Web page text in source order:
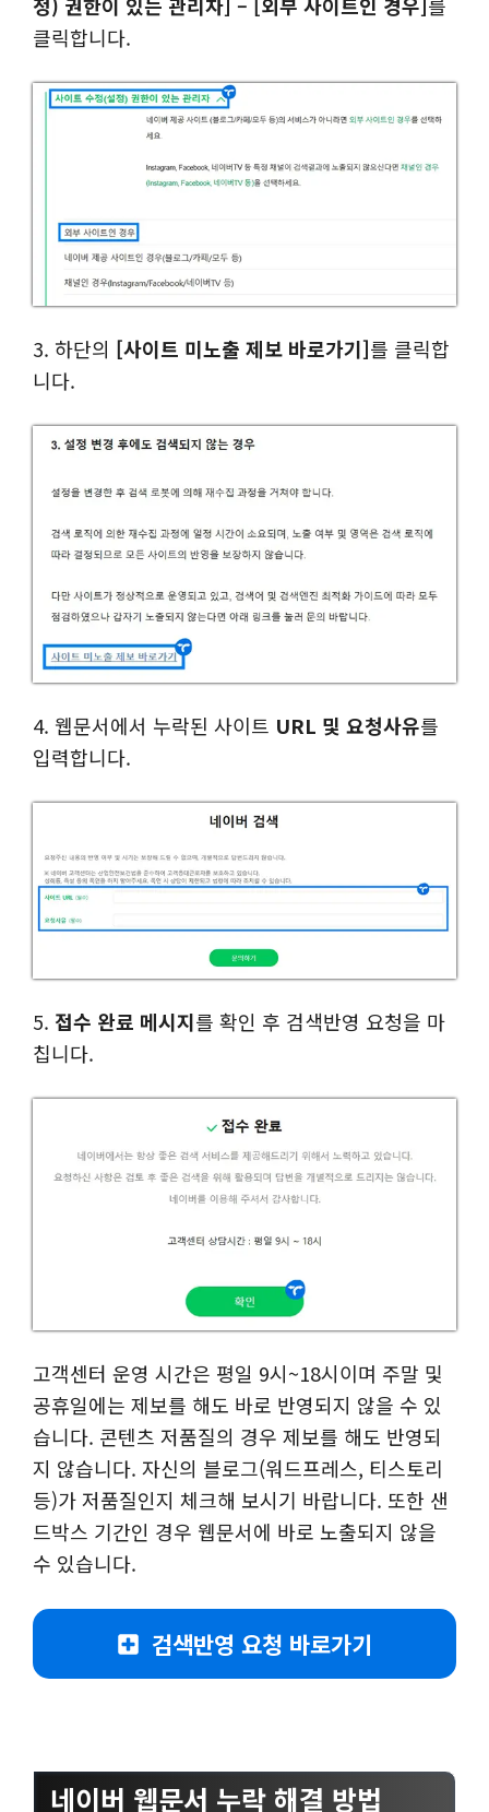
클릭합니다.
3. 하단의 [사이트 미노출 제보 바로가기]를 클릭합
니다.
4. 웹문서에서 누락된 사이트 URL 및 요청사유를
입력합니다.
5. 접수 완료 메시지를 확인 후 검색반영 요청을 마
칩니다.
고객센터 운영 시간은 평일 9시~18시이며 주말 및
공휴일에는 제보를 해도 바로 반영되지 않을 수 있
습니다. 콘텐츠 저품질의 경우 제보를 해도 반영되
지 않습니다. 자신의 블로그(워드프레스, 티스토리
등)가 저품질인지 체크해 보시기 바랍니다. 또한 샌
드박스 기간인 경우 웹문서에 바로 노출되지 않을
수 있습니다.
검색반영 요청 바로가기
네이버 웹문서 누락 해결 방법